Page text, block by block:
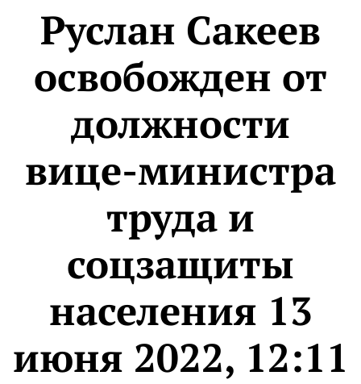
Руслан Сакеев
освобожден от
должности
вице-министра
труда и
соцзащиты
населения 13
июня 2022, 12:11